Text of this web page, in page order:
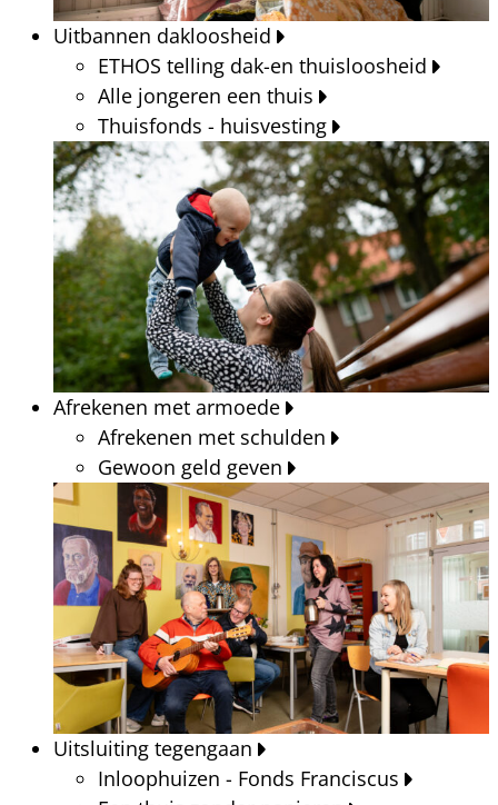
Uitbannen dakloosheid
ETHOS telling dak-en thuisloosheid
Alle jongeren een thuis
Thuisfonds - huisvesting
Afrekenen met armoede
Afrekenen met schulden
Gewoon geld geven
Uitsluiting tegengaan
Inloophuizen - Fonds Franciscus